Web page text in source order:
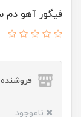
فیگور آهو دم
ناموجود